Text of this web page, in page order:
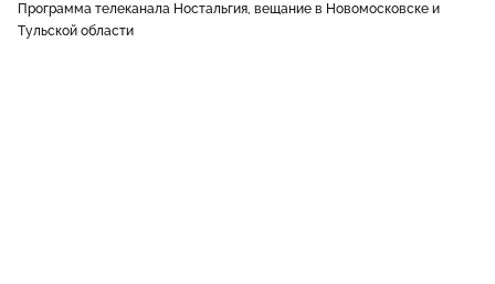
Программа телеканала Ностальгия, вещание в Новомосковске и
Тульской области